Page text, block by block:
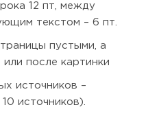
12 пт, между
текстом – 6 пт.
пустыми, а
после картинки
источников –
источников).